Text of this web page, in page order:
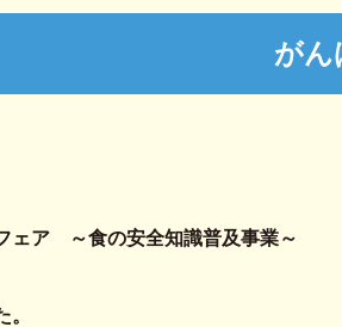
が
ェア ～食の安全知識普及事業～